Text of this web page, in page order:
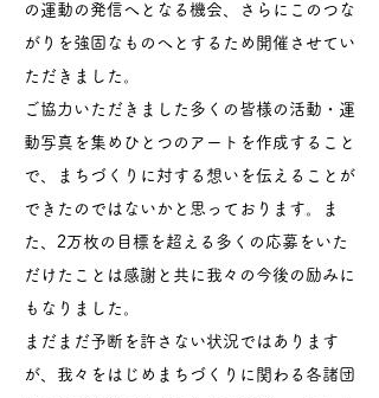
の運動の発信へとなる機会、さらにこのつな
がりを強固なものへとするため開催させてい
ただきました。
ご協力いただきました多くの皆様の活動・運
動写真を集めひとつのアートを作成すること
で、まちづくりに対する想いを伝えることが
できたのではないかと思っております。ま
た、2万枚の目標を超える多くの応募をいた
だけたことは感謝と共に我々の今後の励みに
もなりました。
まだまだ予断を許さない状況ではあります
が、我々をはじめまちづくりに関わる各諸団